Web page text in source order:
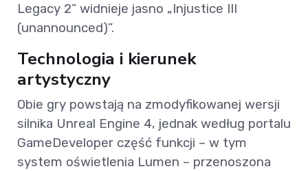
Legacy 2” widnieje jasno „Injustice III
(unannounced)”.
Technologia i kierunek
artystyczny
Obie gry powstają na zmodyfikowanej wersji
silnika Unreal Engine 4, jednak według portalu
GameDeveloper część funkcji – w tym
system oświetlenia Lumen – przenoszona